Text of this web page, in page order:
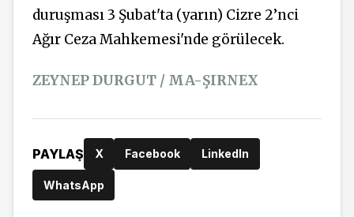
duruşması 3 Şubat'ta (yarın) Cizre 2’nci
Ağır Ceza Mahkemesi'nde görülecek.
ZEYNEP DURGUT / MA-ŞIRNEX
PAYLAŞ X Facebook LinkedIn
WhatsApp